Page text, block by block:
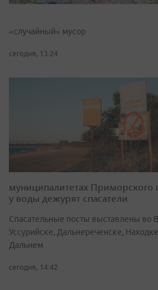
«случайный» мусор
сегодня, 13:24
муниципалитетах Приморского
у воды дежурят спасатели
Спасательные посты выставлены во
Уссурийске, Дальнереченске,
Дальнем
сегодня, 14:42